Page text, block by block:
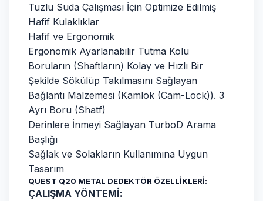
Tuzlu Suda Çalışması İçin Optimize Edilmiş
Hafif Kulaklıklar
Hafif ve Ergonomik
Ergonomik Ayarlanabilir Tutma Kolu
Boruların (Shaftların) Kolay ve Hızlı Bir
Şekilde Sökülüp Takılmasını Sağlayan
Bağlantı Malzemesi (Kamlok (Cam-Lock)). 3
Ayrı Boru (Shatf)
Derinlere İnmeyi Sağlayan TurboD Arama
Başlığı
Sağlak ve Solakların Kullanımına Uygun
Tasarım
QUEST Q20 METAL DEDEKTÖR ÖZELLİKLERİ:
ÇALIŞMA YÖNTEMİ: